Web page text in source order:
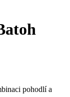
pohodlí a